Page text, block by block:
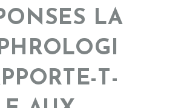
LA
T-